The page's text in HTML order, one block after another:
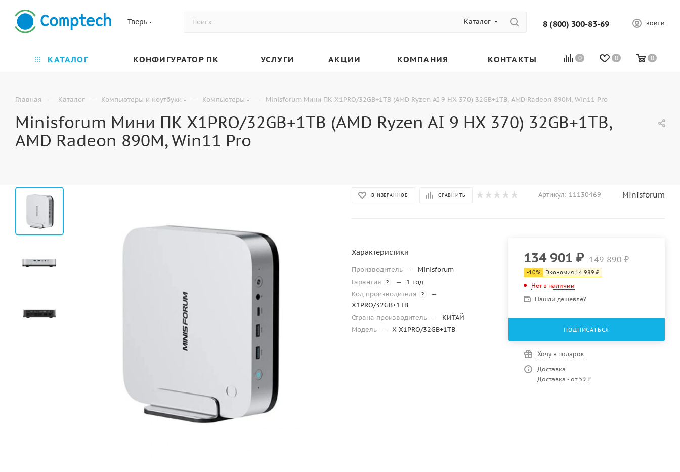
Тверь Каталог 8 (800) 300-83-69 ВОЙТИ
0 0 0
КАТАЛОГ КОНФИГУРАТОР ПК УСЛУГИ АКЦИИ КОМПАНИЯ КОНТАКТЫ
Главная — Каталог — Компьютеры и ноутбуки — Компьютеры — Minisforum Мини ПК X1PRO/32GB+1TB (AMD Ryzen AI 9 HX 370) 32GB+1TB, AMD Radeon 890M, Win11 Pro
Minisforum Мини ПК X1PRO/32GB+1TB (AMD Ryzen AI 9 HX 370) 32GB+1TB,
AMD Radeon 890M, Win11 Pro
В ИЗБРАННОЕ СРАВНИТЬ Артикул: 11130469 Minisforum
Характеристики
Производитель —
Minisforum
Гарантия
? —
1 год
Код производителя
?
—
X1PRO/32GB+1TB
Страна производитель —
КИТАЙ
Модель — X X1PRO/32GB+1TB
134 901 ₽ 149 890₽
-10% Экономия 14 989 ₽
Нет в наличии
Нашли дешевле?
ПОДПИСАТЬСЯ
Хочу в подарок
Доставка
Доставка - от 59 ₽